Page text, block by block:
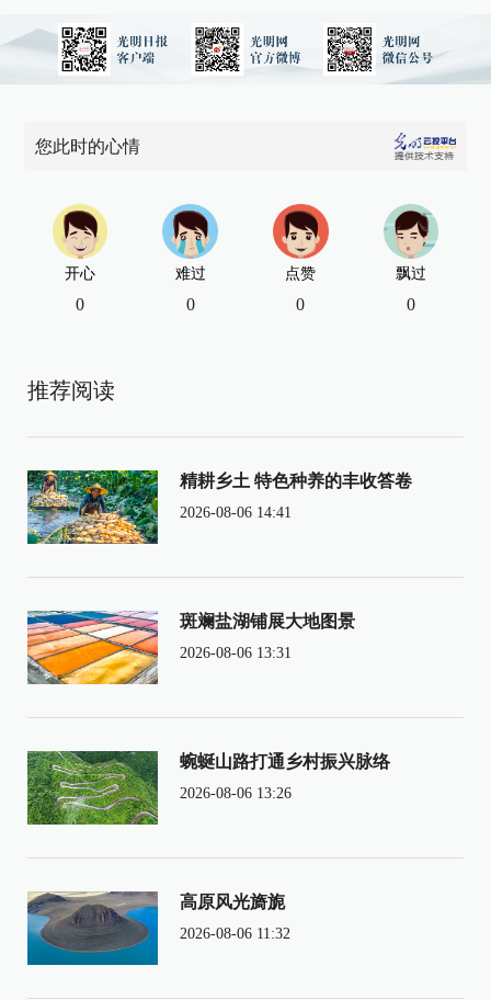
您此时的心情
开心
0
难过
0
点赞
0
飘过
0
推荐阅读
精耕乡土 特色种养的丰收答卷
2026-08-06 14:41
斑斓盐湖铺展大地图景
2026-08-06 13:31
蜿蜒山路打通乡村振兴脉络
2026-08-06 13:26
高原风光旖旎
2026-08-06 11:32